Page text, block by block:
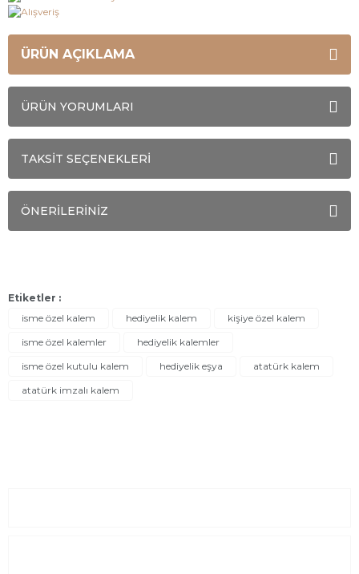
ÜRÜN AÇIKLAMA
ÜRÜN YORUMLARI
TAKSİT SEÇENEKLERİ
ÖNERİLERİNİZ
Etiketler :
isme özel kalem
hediyelik kalem
kişiye özel kalem
isme özel kalemler
hediyelik kalemler
isme özel kutulu kalem
hediyelik eşya
atatürk kalem
atatürk imzalı kalem